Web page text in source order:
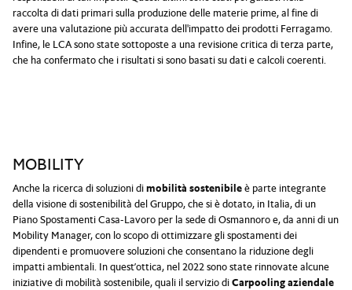
raccolta di dati primari sulla produzione delle materie prime, al fine di
avere una valutazione più accurata dell'impatto dei prodotti Ferragamo.
Infine, le LCA sono state sottoposte a una revisione critica di terza parte,
che ha confermato che i risultati si sono basati su dati e calcoli coerenti.
MOBILITY
Anche la ricerca di soluzioni dimobilità sostenibileè parte integrante
della visione di sostenibilità del Gruppo, che si è dotato, in Italia, di un
Piano Spostamenti Casa-Lavoro per la sede di Osmannoro e, da anni di un
Mobility Manager, con lo scopo di ottimizzare gli spostamenti dei
dipendenti e promuovere soluzioni che consentano la riduzione degli
impatti ambientali. In quest’ottica, nel 2022 sono state rinnovate alcune
iniziative di mobilità sostenibile, quali il servizio diCarpooling aziendale